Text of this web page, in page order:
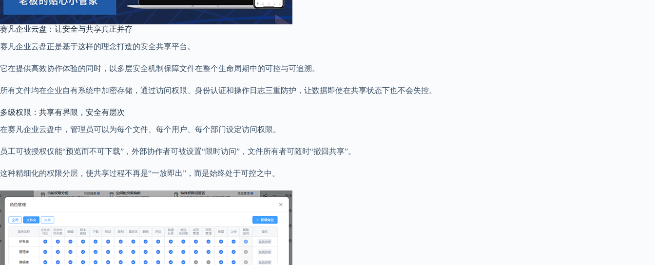
赛凡企业云盘：让安全与共享真正并存
赛凡企业云盘正是基于这样的理念打造的安全共享平台。
它在提供高效协作体验的同时，以多层安全机制保障文件在整个生命周期中的可控与可追溯。
所有文件均在企业自有系统中加密存储，通过访问权限、身份认证和操作日志三重防护，让数据即使在共享状态下也不会失控。
多级权限：共享有界限，安全有层次
在赛凡企业云盘中，管理员可以为每个文件、每个用户、每个部门设定访问权限。
员工可被授权仅能“预览而不可下载”，外部协作者可被设置“限时访问”，文件所有者可随时“撤回共享”。
这种精细化的权限分层，使共享过程不再是“一放即出”，而是始终处于可控之中。